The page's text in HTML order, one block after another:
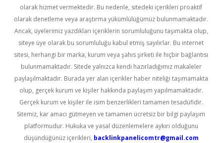
olarak hizmet vermektedir. Bu nedenle, sitedeki içerikleri proaktif
olarak denetleme veya araştırma yükümlülüğümüz bulunmamaktadır.
Ancak, üyelerimiz yazdıkları içeriklerin sorumluluğunu taşımakta olup,
siteye üye olarak bu sorumluluğu kabul etmiş sayılırlar. Bu internet
sitesi, herhangi bir marka, kurum veya şahıs şirketi ile hiçbir bağlantısı
bulunmamaktadır. Sitede yalnızca kendi hazırladığımız makaleler
paylaşılmaktadır. Burada yer alan içerikler haber niteliği taşımamakta
olup, gerçek kurum ve kişiler hakkında paylaşım yapılmamaktadır.
Gerçek kurum ve kişiler ile isim benzerlikleri tamamen tesadüfidir.
Sitemiz, kar amacı gütmeyen ve tamamen ücretsiz bir bilgi paylaşım
platformudur. Hukuka ve yasal düzenlemelere aykırı olduğunu
düşündüğünüz içerikleri, backlinkpanelicomtr@gmail.com